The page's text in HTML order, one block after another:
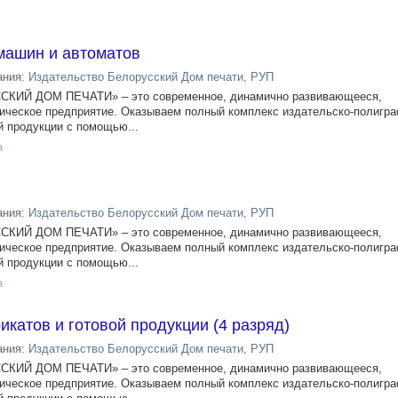
и автоматов
Издательство Белорусский Дом печати, РУП
ДОМ ПЕЧАТИ» – это современное, динамично развивающееся,
предприятие. Оказываем полный комплекс издательско-
продукции с помощью...
Издательство Белорусский Дом печати, РУП
ДОМ ПЕЧАТИ» – это современное, динамично развивающееся,
предприятие. Оказываем полный комплекс издательско-
продукции с помощью...
и готовой продукции (4 разряд)
Издательство Белорусский Дом печати, РУП
ДОМ ПЕЧАТИ» – это современное, динамично развивающееся,
предприятие. Оказываем полный комплекс издательско-